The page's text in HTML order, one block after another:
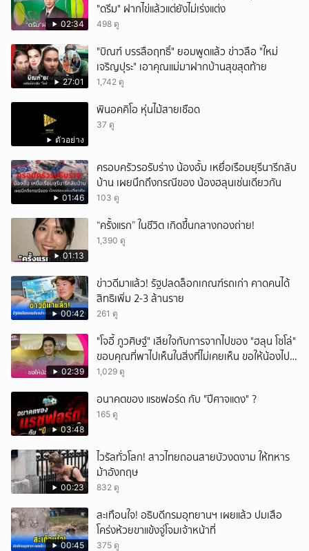
02:34
"ดรีม" ฝากไข่แล้วแต่ยังไม่เร่งแต่ง
498 ดู
27:01
"บิณฑ์ บรรลือฤทธิ์" ยอมพูดแล้ว ข่าวลือ "ใหม่
เจริญปุระ" เอาคุณแม่มาฝากบ้านสุขสุดท้าย
1,742 ดู
ตัวอย่าง
พินอคคิโอ หุ่นไม้สายเชือด
37 ดู
01:46
ครอบครัวรอรับร่าง น้องอั้ม เหยื่อเรือมยุรีนารีกลับ
บ้าน เผยนึกถึงกรณีของ น้องฮลุนเช่นเดียวกัน
103 ดู
01:13
“ครั้งแรก” ในชีวิต เกิดขึ้นกลางกองถ่าย!
1,390 ดู
00:42
ข่าวดีมาแล้ว! รัฐปลดล็อกเกณฑ์รถเก่า คาดคนได้
สิทธิเพิ่ม 2-3 ล้านราย
261 ดู
02:39
"โจอี้ ภูวศิษฐ์" เสียใจกับการจากไปของ "ฮลุน โซโล่"
ขอบคุณที่พาไปเห็นในสิ่งที่ไม่เคยเห็น ขอให้น้องไปสู่
สุคติ
1,029 ดู
03:48
อนาคตของ แรชฟอร์ด กับ "ปีศาจแดง" ?
165 ดู
00:23
ไวรัลทั่วโลก! สาวไทยถอนสายบัวงดงาม ให้ทหาร
ม้าอังกฤษ
832 ดู
00:45
สะเทือนใจ! อธิบดีกรมอุทยานฯ เผยแล้ว ปมเสือ
โคร่งห้วยขาแข้งจู่โจมเจ้าหน้าที่
375 ดู